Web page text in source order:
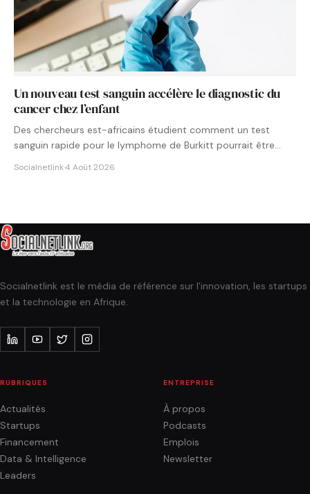
Un nouveau test sanguin accélère le diagnostic du
cancer chez l’enfant
Des chercheurs est-africains étudient comment un test
sanguin rapide pour le lymphome de Burkitt pourrait être
Socialnetlink·4 Août 2026
Socialnetlink est le média de référence sur l'innovation, les startups
et la technologie en Afrique.
RUBRIQUES
Actualités
Startups
Financement
Data & Intelligence
Leaders
ENTREPRISE
À propos
Podcasts
Emplois
Newsletter